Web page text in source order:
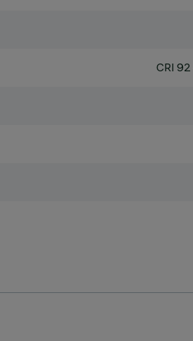
CRI 92